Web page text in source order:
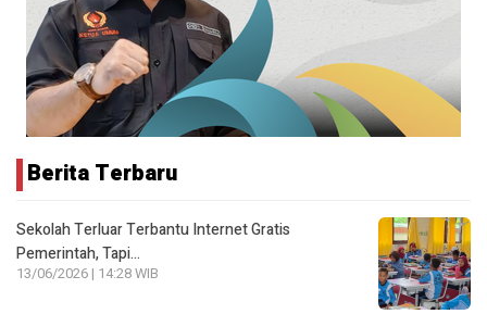
Berita Terbaru
Sekolah Terluar Terbantu Internet Gratis
Pemerintah, Tapi…
13/06/2026 | 14:28 WIB